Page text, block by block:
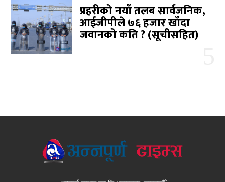
प्रहरीको नयाँ तलब सार्वजनिक,
आईजीपीले ७६ हजार खाँदा
जवानको कति ? (सूचीसहित)